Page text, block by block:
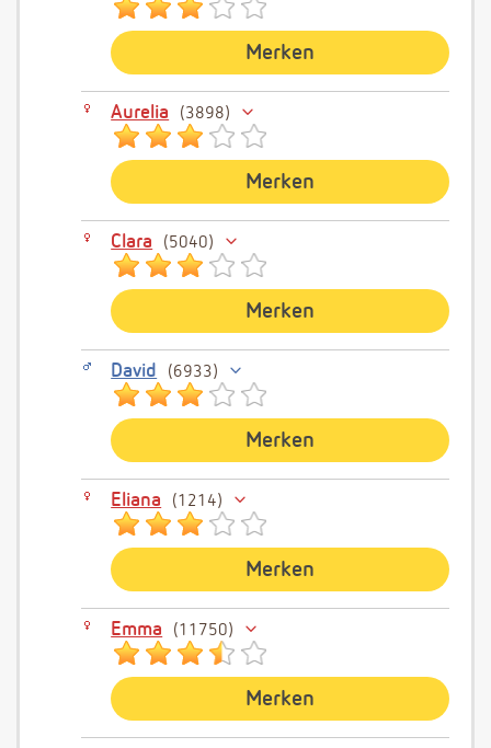
Merken
Aurelia 3898
Merken
Clara 5040
Merken
David 6933
Merken
Eliana 1214
Merken
Emma 11750
Merken